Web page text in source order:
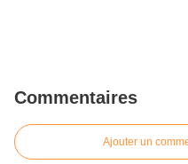
Commentaires
Ajouter un